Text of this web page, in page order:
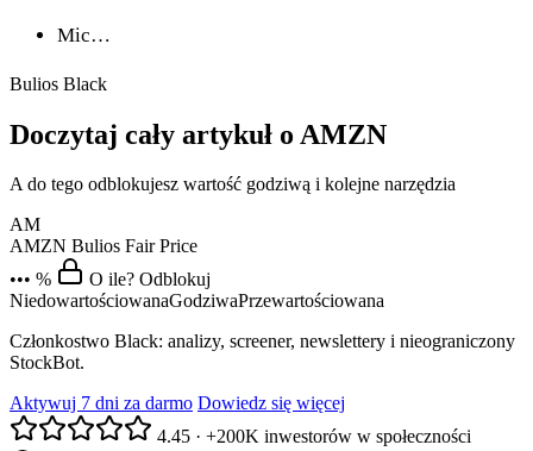
Mic…
Bulios Black
Doczytaj cały artykuł o AMZN
A do tego odblokujesz wartość godziwą i kolejne narzędzia
AM
AMZN Bulios Fair Price
••• %
O ile? Odblokuj
NiedowartościowanaGodziwaPrzewartościowana
Członkostwo Black: analizy, screener, newslettery i nieograniczony
StockBot.
Aktywuj 7 dni za darmo Dowiedz się więcej
4.45 · +200K inwestorów w społeczności